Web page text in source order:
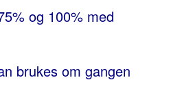
og 100% med
brukes om gangen